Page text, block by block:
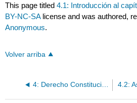
This page titled4.1: Introducción al
BY-NC-SA license and was authored,
Anonymous.
Volver arriba
4: Derecho Constitucional y Comercio de Estados Unidos